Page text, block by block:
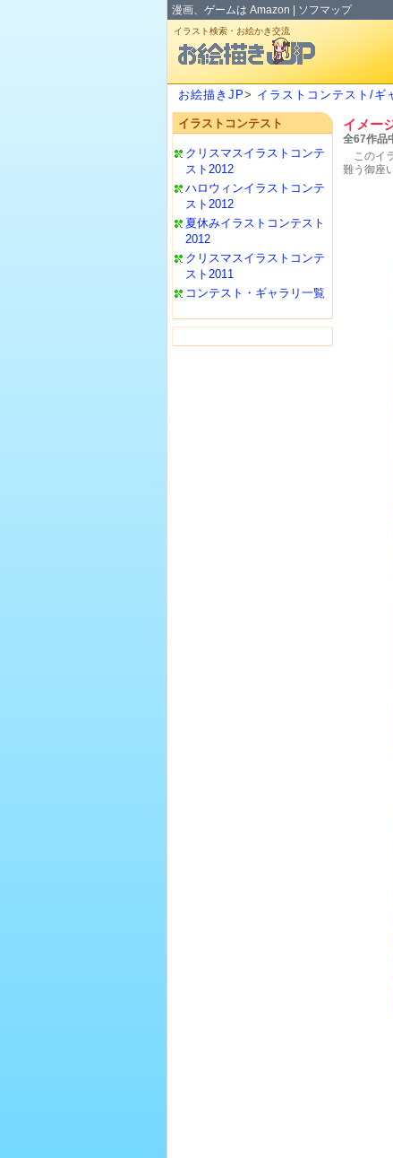
漫画、ゲームは Amazon ソフマップ
イラスト検索・お絵かき交流
お絵描きJP> イラストコンテスト/ギ
イラストコンテスト
クリスマスイラストコンテ
スト2012
ハロウィンイラストコンテ
スト2012
夏休みイラストコンテスト
2012
クリスマスイラストコンテ
スト2011
コンテスト・ギャラリ一覧
イメー
全67作品
このイ
難う御座